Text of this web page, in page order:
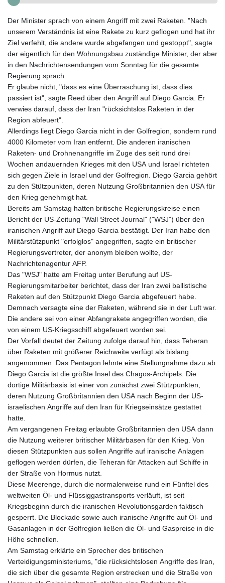
Der Minister sprach von einem Angriff mit zwei Raketen. "Nach
unserem Verständnis ist eine Rakete zu kurz geflogen und hat ihr
Ziel verfehlt, die andere wurde abgefangen und gestoppt", sagte
der eigentlich für den Wohnungsbau zuständige Minister, der aber
in den Nachrichtensendungen vom Sonntag für die gesamte
Regierung sprach.
Er glaube nicht, "dass es eine Überraschung ist, dass dies
passiert ist", sagte Reed über den Angriff auf Diego Garcia. Er
verwies darauf, dass der Iran "rücksichtslos Raketen in der
Region abfeuert".
Allerdings liegt Diego Garcia nicht in der Golfregion, sondern rund
4000 Kilometer vom Iran entfernt. Die anderen iranischen
Raketen- und Drohnenangriffe im Zuge des seit rund drei
Wochen andauernden Krieges mit den USA und Israel richteten
sich gegen Ziele in Israel und der Golfregion. Diego Garcia gehört
zu den Stützpunkten, deren Nutzung Großbritannien den USA für
den Krieg genehmigt hat.
Bereits am Samstag hatten britische Regierungskreise einen
Bericht der US-Zeitung "Wall Street Journal" ("WSJ") über den
iranischen Angriff auf Diego Garcia bestätigt. Der Iran habe den
Militärstützpunkt "erfolglos" angegriffen, sagte ein britischer
Regierungsvertreter, der anonym bleiben wollte, der
Nachrichtenagentur AFP.
Das "WSJ" hatte am Freitag unter Berufung auf US-
Regierungsmitarbeiter berichtet, dass der Iran zwei ballistische
Raketen auf den Stützpunkt Diego Garcia abgefeuert habe.
Demnach versagte eine der Raketen, während sie in der Luft war.
Die andere sei von einer Abfangrakete angegriffen worden, die
von einem US-Kriegsschiff abgefeuert worden sei.
Der Vorfall deutet der Zeitung zufolge darauf hin, dass Teheran
über Raketen mit größerer Reichweite verfügt als bislang
angenommen. Das Pentagon lehnte eine Stellungnahme dazu ab.
Diego Garcia ist die größte Insel des Chagos-Archipels. Die
dortige Militärbasis ist einer von zunächst zwei Stützpunkten,
deren Nutzung Großbritannien den USA nach Beginn der US-
israelischen Angriffe auf den Iran für Kriegseinsätze gestattet
hatte.
Am vergangenen Freitag erlaubte Großbritannien den USA dann
die Nutzung weiterer britischer Militärbasen für den Krieg. Von
diesen Stützpunkten aus sollen Angriffe auf iranische Anlagen
geflogen werden dürfen, die Teheran für Attacken auf Schiffe in
der Straße von Hormus nutzt.
Diese Meerenge, durch die normalerweise rund ein Fünftel des
weltweiten Öl- und Flüssiggastransports verläuft, ist seit
Kriegsbeginn durch die iranischen Revolutionsgarden faktisch
gesperrt. Die Blockade sowie auch iranische Angriffe auf Öl- und
Gasanlagen in der Golfregion ließen die Öl- und Gaspreise in die
Höhe schnellen.
Am Samstag erklärte ein Sprecher des britischen
Verteidigungsministeriums, "die rücksichtslosen Angriffe des Iran,
die sich über die gesamte Region erstrecken und die Straße von